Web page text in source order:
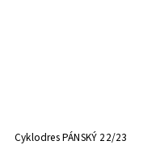
Cyklodres PÁNSKÝ 22/23